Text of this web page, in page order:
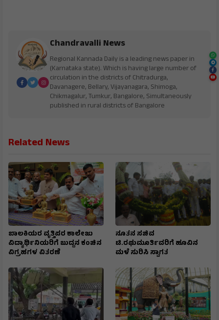
Chandravalli News
Regional Kannada Daily is a leading news paper in
(Karnataka state). Which is having large number of
circulation in the districts of Chitradurga,
Davanagere, Bellary, Vijayanagara, Shimoga,
Chikmagalur, Tumkur, Bangalore, Simultaneously
published in rural districts of Bangalore
Related News
ಬಾಲಕಿಯರ ವೃತ್ತಿಪರ ಕಾಲೇಜು
ವಿದ್ಯಾರ್ಥಿನಿಯರಿಗೆ ಬುದ್ದನ ಕಂಚಿನ
ವಿಗ್ರಹಗಳ ವಿತರಣೆ
ನೂತನ ಸಚಿವ
ಟಿ.ರಘುಮೂರ್ತಿವರಿಗೆ ಹೂವಿನ
ಮಳೆ ಸುರಿಸಿ ಸ್ವಾಗತ